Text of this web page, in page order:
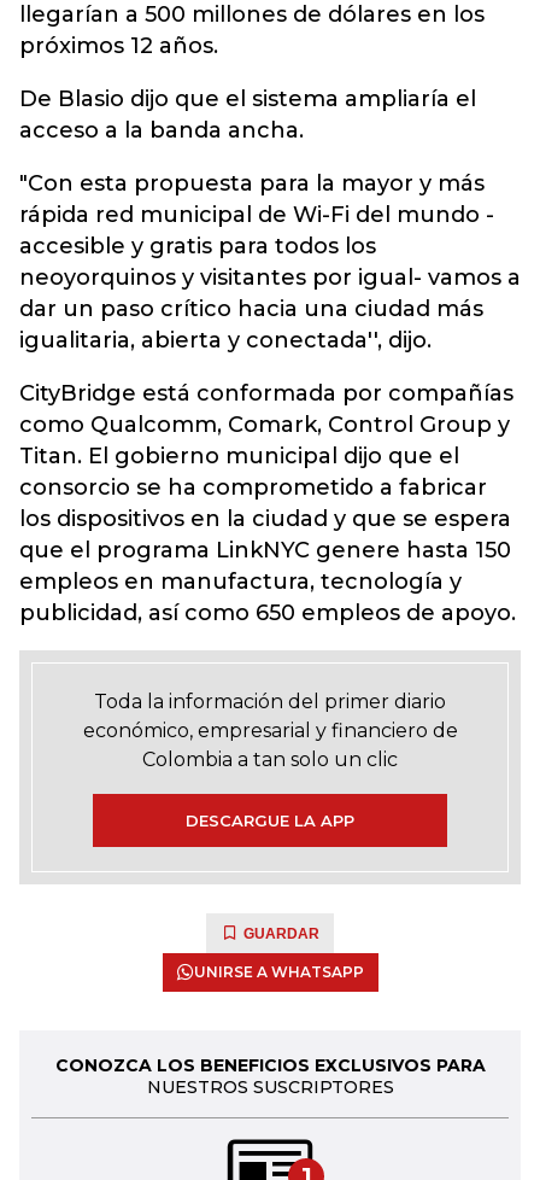
llegarían a 500 millones de dólares en los
próximos 12 años.
De Blasio dijo que el sistema ampliaría el
acceso a la banda ancha.
"Con esta propuesta para la mayor y más
rápida red municipal de Wi-Fi del mundo -
accesible y gratis para todos los
neoyorquinos y visitantes por igual- vamos a
dar un paso crítico hacia una ciudad más
igualitaria, abierta y conectada'', dijo.
CityBridge está conformada por compañías
como Qualcomm, Comark, Control Group y
Titan. El gobierno municipal dijo que el
consorcio se ha comprometido a fabricar
los dispositivos en la ciudad y que se espera
que el programa LinkNYC genere hasta 150
empleos en manufactura, tecnología y
publicidad, así como 650 empleos de apoyo.
Toda la información del primer diario
económico, empresarial y financiero de
Colombia a tan solo un clic
DESCARGUE LA APP
GUARDAR
UNIRSE A WHATSAPP
CONOZCA LOS BENEFICIOS EXCLUSIVOS PARA
NUESTROS SUSCRIPTORES